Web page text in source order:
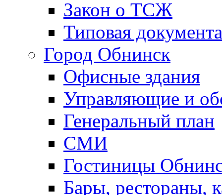
Закон о ТСЖ
Типовая
Город Обнинск
Офисные здания
Управляющие и
Генеральный план
СМИ
Гостиницы
Бары, рестораны,